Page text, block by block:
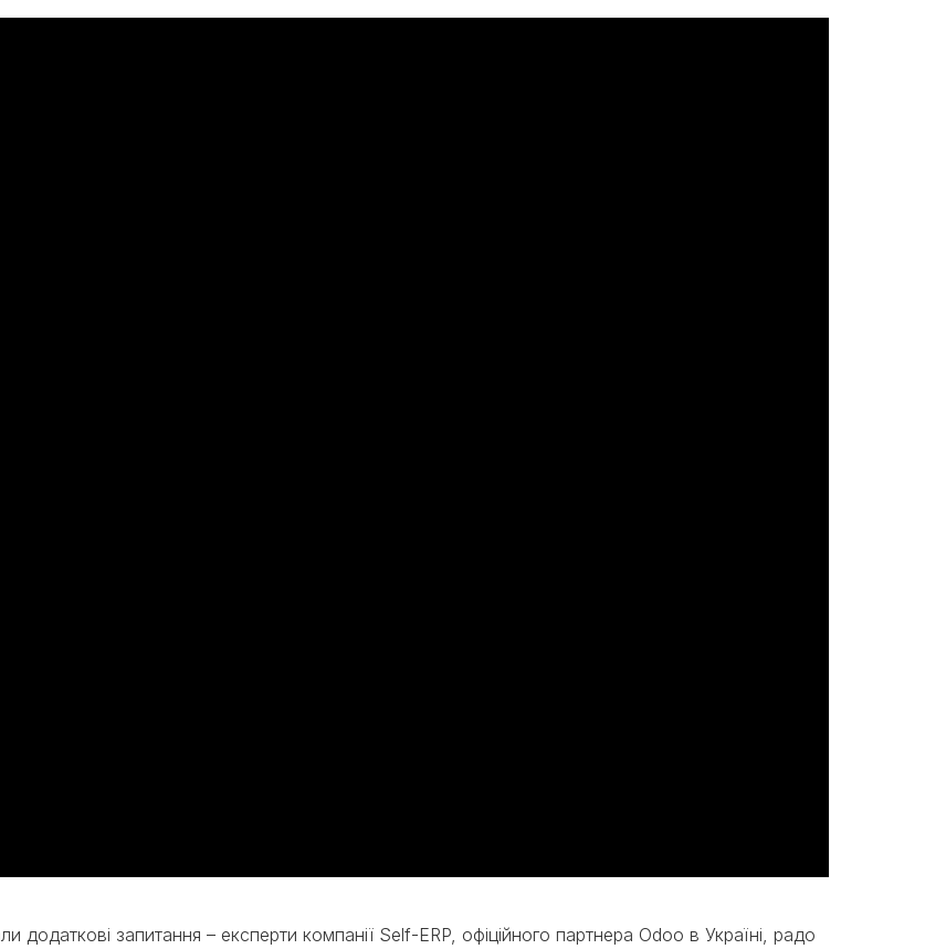
додаткові запитання – експерти компанії Self-ERP, офіційного партнера Odoo в Україні, радо